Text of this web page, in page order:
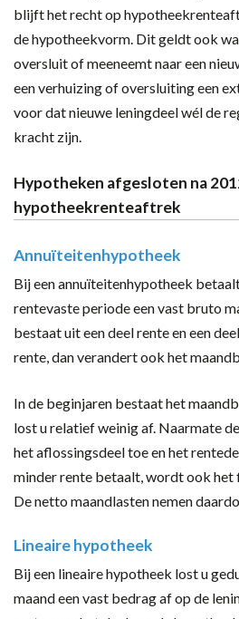
blijft het recht op
de hypotheekvorm. Dit geldt ook
oversluit of meeneemt naar een
een verhuizing of oversluiting een
voor dat nieuwe leningdeel wél de
kracht zijn.
Hypotheken afgesloten na
hypotheekrenteaftrek
Annuïteitenhypotheek
Bij een annuïteitenhypotheek
rentevaste periode een vast bruto
bestaat uit een deel rente en een
rente, dan verandert ook het
In de beginjaren bestaat het
lost u relatief weinig af. Naarmate
het aflossingsdeel toe en het
minder rente betaalt, wordt ook het
De netto maandlasten nemen
Lineaire hypotheek
Bij een lineaire hypotheek lost u
maand een vast bedrag af op de